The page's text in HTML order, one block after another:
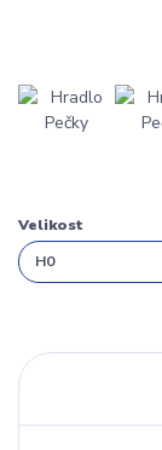
Velikost